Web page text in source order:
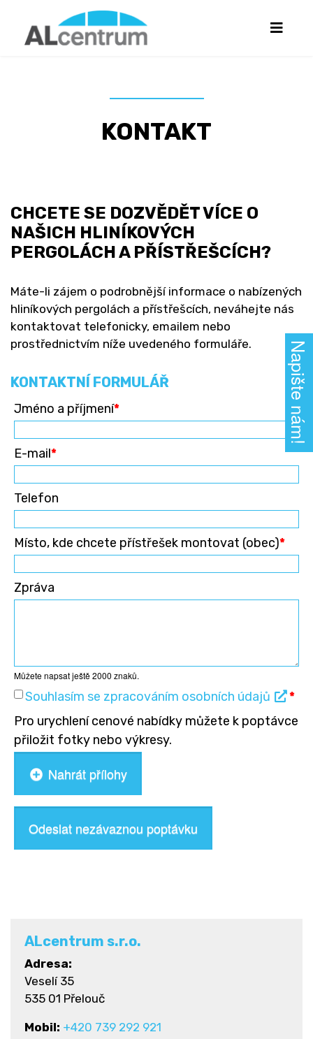
KONTAKT
CHCETE SE DOZVĚDĚT VÍCE O
NAŠICH HLINÍKOVÝCH
PERGOLÁCH A PŘÍSTŘEŠCÍCH?
Máte-li zájem o podrobnější informace o nabízených
hliníkových pergolách a přístřešcích, neváhejte nás
kontaktovat telefonicky, emailem nebo
prostřednictvím níže uvedeného formuláře.
KONTAKTNÍ FORMULÁŘ
Jméno a příjmení*
E-mail*
Telefon
Místo, kde chcete přístřešek montovat (obec)*
Zpráva
Můžete napsat ještě2000 znaků.
Souhlasím se zpracováním osobních údajů
*
Pro urychlení cenové nabídky můžete k poptávce
přiložit fotky nebo výkresy.
Nahrát přílohy
Odeslat nezávaznou poptávku
ALcentrum s.r.o.
Adresa:
Veselí 35
535 01 Přelouč
Mobil: +420 739 292 921
Napište nám!